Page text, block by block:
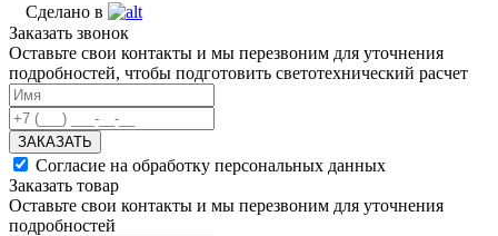
Сделано в
Заказать звонок
Оставьте свои контакты и мы перезвоним для уточнения
подробностей, чтобы подготовить светотехнический расчет
ЗАКАЗАТЬ
Согласие на обработку персональных данных
Заказать товар
Оставьте свои контакты и мы перезвоним для уточнения
подробностей